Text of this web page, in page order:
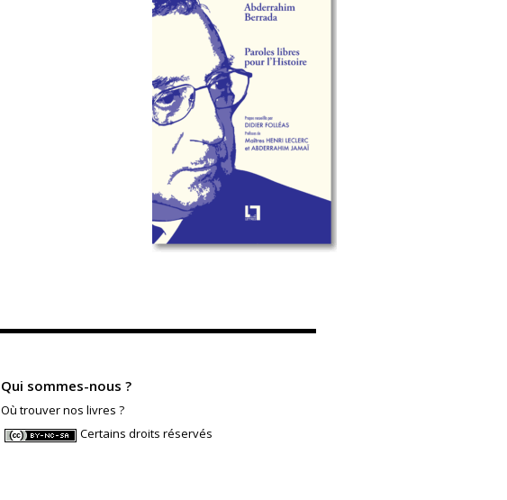
Qui sommes-nous ?
Où trouver nos livres ?
Certains droits réservés